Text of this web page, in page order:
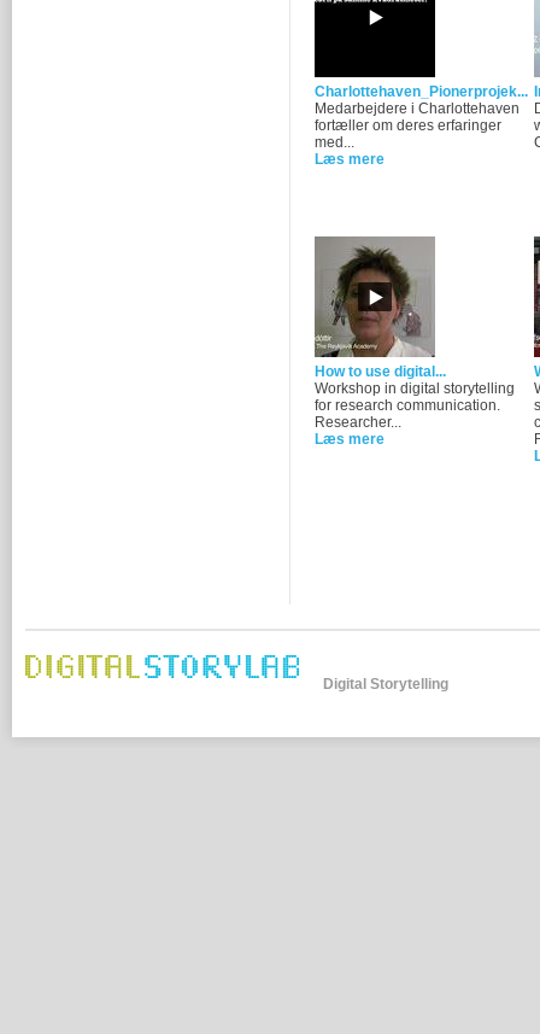
Charlottehaven_Pionerprojek...
Medarbejdere i Charlottehaven
fortæller om deres erfaringer
med...
Læs mere
How to use digital...
Workshop in digital storytelling
for research communication.
Researcher...
Læs mere
Digital Storytelling